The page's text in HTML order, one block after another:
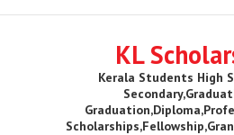
KL
Kerala Students High